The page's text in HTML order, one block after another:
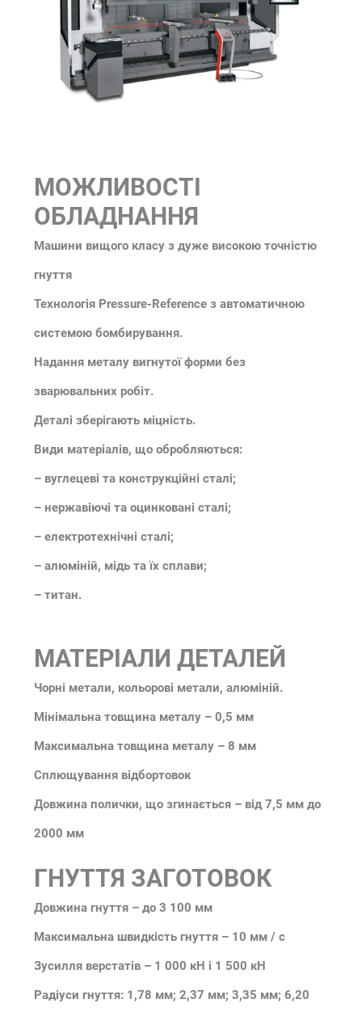
МОЖЛИВОСТІ
ОБЛАДНАННЯ
Машини вищого класу з дуже високою точністю
гнуття
Технологія Pressure-Reference з автоматичною
системою бомбирування.
Надання металу вигнутої форми без
зварювальних робіт.
Деталі зберігають міцність.
Види матеріалів, що обробляються:
– вуглецеві та конструкційні сталі;
– нержавіючі та оцинковані сталі;
– електротехнічні сталі;
– алюміній, мідь та їх сплави;
– титан.
МАТЕРІАЛИ ДЕТАЛЕЙ
Чорні метали, кольорові метали, алюміній.
Мінімальна товщина металу – 0,5 мм
Максимальна товщина металу – 8 мм
Сплющування відбортовок
Довжина полички, що згинається – від 7,5 мм до
2000 мм
ГНУТТЯ ЗАГОТОВОК
Довжина гнуття – до 3 100 мм
Максимальна швидкість гнуття – 10 мм / с
Зусилля верстатів – 1 000 кН і 1 500 кН
Радіуси гнуття: 1,78 мм; 2,37 мм; 3,35 мм; 6,20